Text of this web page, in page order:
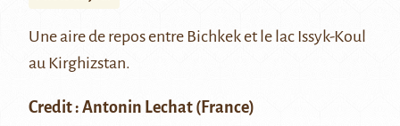
Une aire de repos entre Bichkek et le lac Issyk-Koul
au Kirghizstan.
Credit : Antonin Lechat (France)